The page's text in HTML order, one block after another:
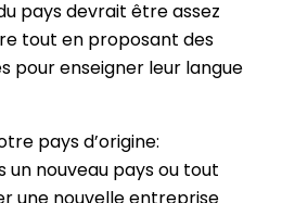
pays devrait être assez
tout en proposant des
pour enseigner leur langue
pays d’origine:
un nouveau pays ou tout